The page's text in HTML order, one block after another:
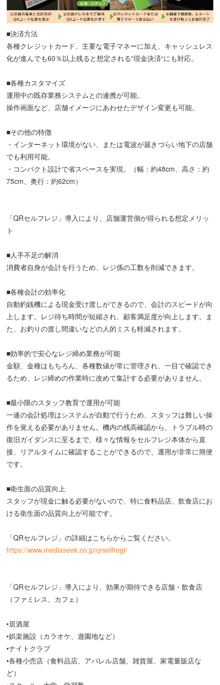
■決済方法
各種クレジットカード、主要な電子マネーに加え、キャッシュレス
化が進んでも60％以上残ると想定される“現金決済“にも対応。
■各種カスタマイズ
運用中の既存業務システムとの連携が可能。
操作画面など、店舗イメージにあわせたデザイン変更も可能。
■その他の特徴
・インターネット環境がない、または電波が届きづらい地下の店舗
でも利用可能。
・コンパクト設計で省スペースを実現。（幅：約48cm、高さ：約
75cm、奥行：約62cm）
「QRセルフレジ」導入により、店舗運営側が得られる想定メリッ
ト
■人手不足の解消
消費者自身が会計を行うため、レジ係の工数を削減できます。
■各種会計の効率化
自動釣銭機による現金受け渡しができるので、会計のスピードが向
上します。レジ待ち時間が短縮され、顧客満足度が向上します。ま
た、お釣りの渡し間違いなどの人的ミスも軽減されます。
■効率的で安心なレジ締め業務が可能
金額、金種はもちろん、各種数値が常に管理され、一目で確認でき
るため、レジ締めの作業時に改めて集計する必要がありません。
■最小限のスタッフ教育で運用が可能
一連の会計処理はシステムが自動で行うため、スタッフは難しい操
作を覚える必要がありません。機内の残高確認から、トラブル時の
復旧ガイダンスに至るまで、様々な情報をセルフレジ本体から直
接、リアルタイムに確認することができるので、運用が非常に簡便
です。
■衛生面の品質向上
スタッフが現金に触る必要がないので、特に食料品店、飲食店にお
ける衛生面の品質向上が可能です。
「QRセルフレジ」の詳細はこちらからご覧ください。
https://www.mediaseek.co.jp/qrselfregi/
「QRセルフレジ」導入により、効果が期待できる店舗・飲食店
（ファミレス、カフェ）
•居酒屋
•娯楽施設（カラオケ、遊園地など）
•ナイトクラブ
•各種小売店（食料品店、アパレル店舗、雑貨屋、家電量販店な
ど）